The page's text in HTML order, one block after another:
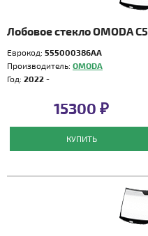
Лобовое стекло OMODA C5
Еврокод: 555000386AA
Производитель: OMODA
Год: 2022 -
15300 ₽
КУПИТЬ